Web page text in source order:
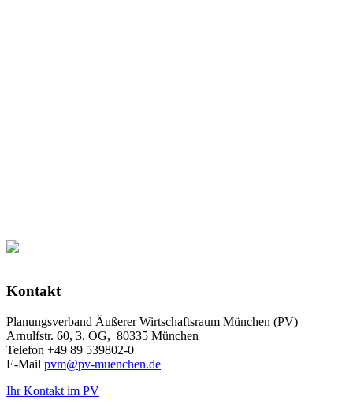
Kontakt
Planungsverband Äußerer Wirtschaftsraum München (PV)
Arnulfstr. 60, 3. OG, 80335 München
Telefon +49 89 539802-0
E-Mail pvm@pv-muenchen.de
Ihr Kontakt im PV